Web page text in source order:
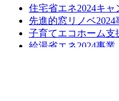
住宅省エネ2024キャ
先進的窓リノベ2024
子育てエコホーム支
給湯省エネ2024事業